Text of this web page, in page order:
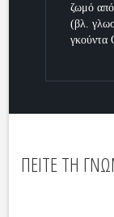
ζωμό
(βλ.
γκούντα
ΠΕΙΤΕ ΤΗ